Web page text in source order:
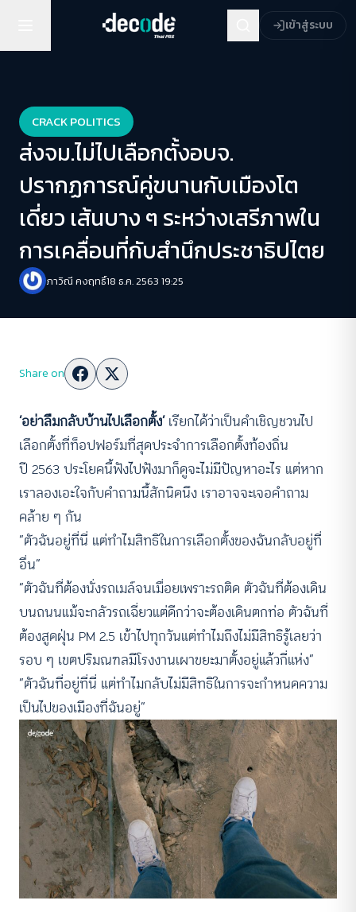
เข้าสู่ระบบ
CRACK POLITICS
ส่งจม.ไม่ไปเลือกตั้งอบจ.
ปรากฏการณ์คู่ขนานกับเมืองโต
เดี่ยว เส้นบาง ๆ ระหว่างเสรีภาพใน
การเคลื่อนที่กับสำนึกประชาธิปไตย
ภาวิณี คงฤทธิ์18 ธ.ค. 2563 19:25
Share on
‘อย่าลืมกลับบ้านไปเลือกตั้ง’เรียกได้ว่าเป็นคำเชิญชวนไป
เลือกตั้งที่ท็อปฟอร์มที่สุดประจำการเลือกตั้งท้องถิ่น
ปี 2563 ประโยคนี้ฟังไปฟังมาก็ดูจะไม่มีปัญหาอะไร แต่หาก
เราลองเอะใจกับคำถามนี้สักนิดนึง เราอาจจะเจอคำถาม
คล้าย ๆ กัน
“ตัวฉันอยู่ที่นี่ แต่ทำไมสิทธิในการเลือกตั้งของฉันกลับอยู่ที่
อื่น”
“ตัวฉันที่ต้องนั่งรถเมล์จนเมื่อยเพราะรถติด ตัวฉันที่ต้องเดิน
บนถนนแม้จะกลัวรถเฉี่ยวแต่ดีกว่าจะต้องเดินตกท่อ ตัวฉันที่
ต้องสูดฝุ่น PM 2.5 เข้าไปทุกวันแต่ทำไมถึงไม่มีสิทธิรู้เลยว่า
รอบ ๆ เขตปริมณฑลมีโรงงานเผาขยะมาตั้งอยู่แล้วกี่แห่ง”
“ตัวฉันที่อยู่ที่นี่ แต่ทำไมกลับไม่มีสิทธิในการจะกำหนดความ
เป็นไปของเมืองที่ฉันอยู่”